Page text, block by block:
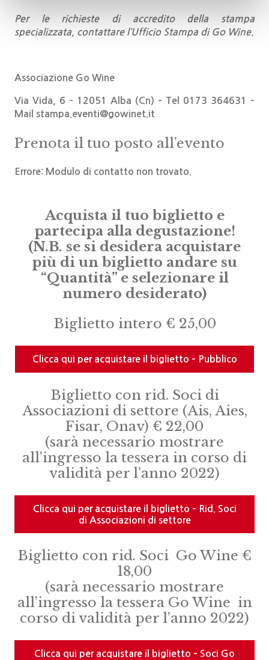
Per le richieste di accredito della stampa
specializzata, contattare l’Ufficio Stampa di Go Wine.
Associazione Go Wine
Via Vida, 6 – 12051 Alba (Cn) – Tel 0173 364631 –
Mail stampa.eventi@gowinet.it
Prenota il tuo posto all’evento
Errore: Modulo di contatto non trovato.
Acquista il tuo biglietto e
partecipa alla degustazione!
(N.B. se si desidera acquistare
più di un biglietto andare su
“Quantità” e selezionare il
numero desiderato)
Biglietto intero € 25,00
Clicca qui per acquistare il biglietto – Pubblico
Biglietto con rid. Soci di
Associazioni di settore (Ais, Aies,
Fisar, Onav) € 22,00
(sarà necessario mostrare
all’ingresso la tessera in corso di
validità per l’anno 2022)
Clicca qui per acquistare il biglietto – Rid. Soci
di Associazioni di settore
Biglietto con rid. Soci Go Wine €
18,00
(sarà necessario mostrare
all’ingresso la tessera Go Wine in
corso di validità per l’anno 2022)
Clicca qui per acquistare il biglietto – Soci Go